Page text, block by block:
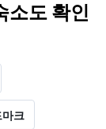
소도 확인
크